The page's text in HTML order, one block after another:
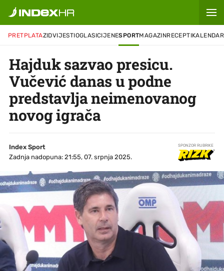
PRETPLATAZIDVIJESTIOGLASICIJENESPORTMAGAZINRECEPTIKALENDAR
Hajduk sazvao presicu.
Vučević danas u podne
predstavlja neimenovanog
novog igrača
Index Sport
Zadnja nadopuna: 21:55, 07. srpnja 2025.
SPONZOR RUBRIKE